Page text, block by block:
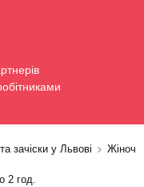
зачіски у Львові Жіночі
2 год.